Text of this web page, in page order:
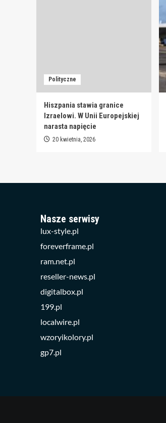
Polityczne
Hiszpania stawia granice
Izraelowi. W Unii Europejskiej
narasta napięcie
20 kwietnia, 2026
Nasze serwisy
lux-style.pl
foreverframe.pl
ram.net.pl
reseller-news.pl
digitalbox.pl
199.pl
localwire.pl
wzoryikolory.pl
gp7.pl